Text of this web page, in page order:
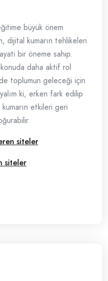
büyük önem
dijital kumarın tehlikeleri
bir öneme sahip.
daha aktif rol
toplumun geleceği için
ki, erken fark edilip
etkileri geri
siteler
siteler